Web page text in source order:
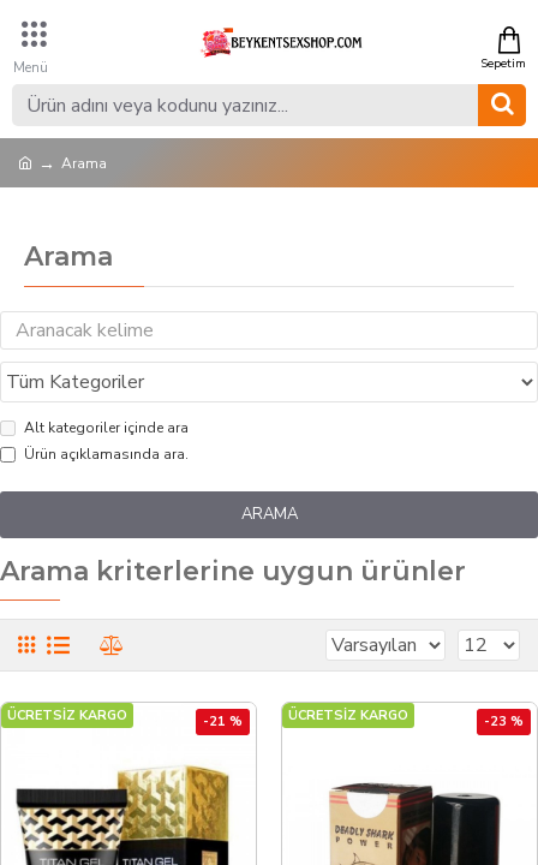
Arama
Arama
Alt kategoriler içinde ara
Ürün açıklamasında ara.
ARAMA
Arama kriterlerine uygun ürünler
ÜCRETSİZ KARGO -21 % ÜCRETSİZ KARGO -23 %